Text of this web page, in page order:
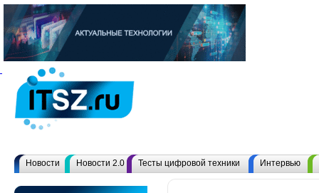
Новости Новости 2.0 Тесты цифровой техники Интервью